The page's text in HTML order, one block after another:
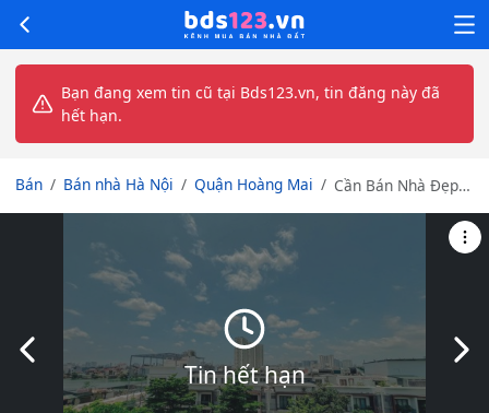
Bạn đang xem tin cũ tại Bds123.vn, tin đăng này đã
hết hạn.
Bán Bán nhà Hà Nội Quận Hoàng Mai
Cần Bán Nhà Đẹp
Mai. 50m2. 5 tầng,
Tin hết hạn
Slide trước